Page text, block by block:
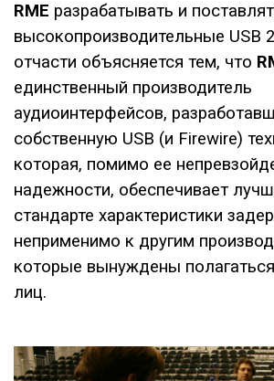
RME разрабатывать и
высокопроизводительные USB
отчасти объясняется тем, что
единственный производитель
аудиоинтерфейсов,
собственную USB (и Firewire)
которая, помимо ее
надежности, обеспечивает
стандарте характеристики
неприменимо к другим
которые вынуждены
лиц.